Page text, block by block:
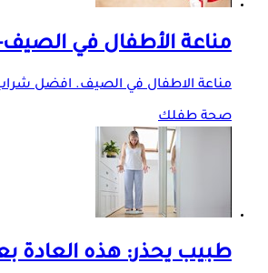
مناعة الأطفال في الصيف- 5 مشروبات تساعد على
مناعة الاطفال في الصيف. افضل شراب
صحة طفلك
طبيب يحذر: هذه العادة